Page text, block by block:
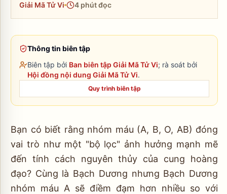
Giải Mã Tử Vi 4 phút đọc
Thông tin biên tập
Biên tập bởi Ban biên tập Giải Mã Tử Vi; rà soát bởi
Hội đồng nội dung Giải Mã Tử Vi.
Quy trình biên tập
Bạn có biết rằng nhóm máu (A, B, O, AB) đóng
vai trò như một "bộ lọc" ảnh hưởng mạnh mẽ
đến tính cách nguyên thủy của cung hoàng
đạo? Cùng là Bạch Dương nhưng Bạch Dương
nhóm máu A sẽ điềm đạm hơn nhiều so với